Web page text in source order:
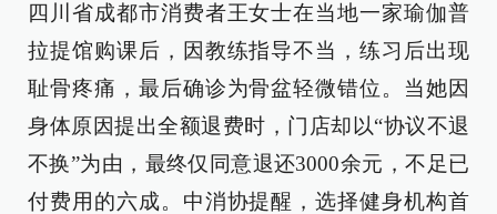
四川省成都市消费者王女士在当地一家瑜伽普
拉提馆购课后，因教练指导不当，练习后出现
耻骨疼痛，最后确诊为骨盆轻微错位。当她因
身体原因提出全额退费时，门店却以“协议不退
不换”为由，最终仅同意退还3000余元，不足已
付费用的六成。中消协提醒，选择健身机构首